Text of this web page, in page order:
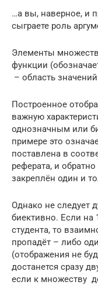
…а вы, наверное, и
сыграете роль
Элементы
функции
– область
Построенное
важную
однозначным или
примере это
поставлена в
реферата, и
закреплён один и
Однако не следует
биективно. Если на
студента, то
пропадёт – либо
(отображения не
достанется сразу
если к множеству